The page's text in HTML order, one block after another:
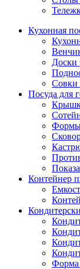
Кухонная
Доски
Совки
Посуда для
Формы
Контейнер
Форма